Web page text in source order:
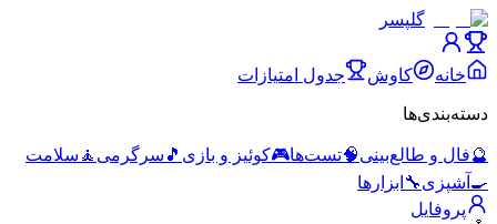
گلپسر
خانه کاوش جدول امتیازات
دسته‌بندی‌ها
🔮فال و طالع‌بینی🧠تست‌ها🎮کوئیز و بازی 🎵 سرگرمی 🧘 سلامت
🍳 آشپزی🔧 ابزارها
پروفایل